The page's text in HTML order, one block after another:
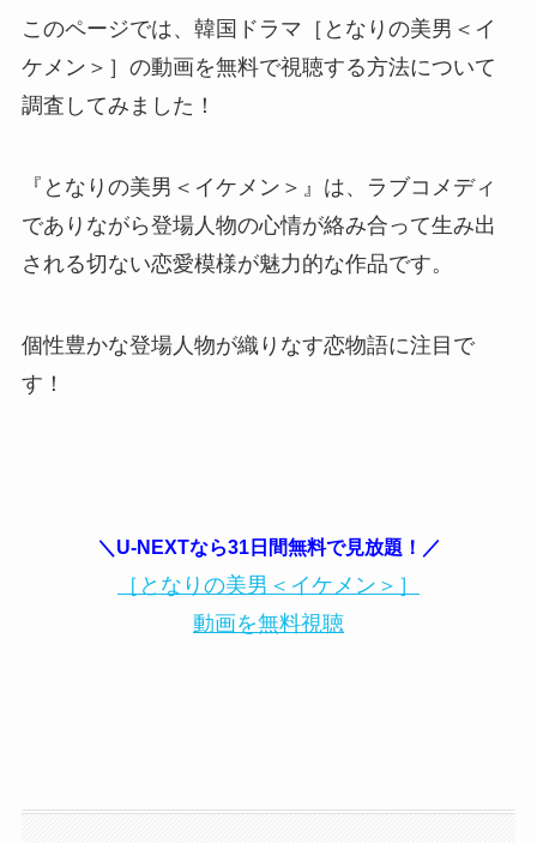
このページでは、韓国ドラマ［となりの美男＜イ
ケメン＞］の動画を無料で視聴する方法について
調査してみました！
『となりの美男＜イケメン＞』は、ラブコメディ
でありながら登場人物の心情が絡み合って生み出
される切ない恋愛模様が魅力的な作品です。
個性豊かな登場人物が織りなす恋物語に注目で
す！
＼U-NEXTなら31日間無料で見放題！／
［となりの美男＜イケメン＞］
動画を無料視聴